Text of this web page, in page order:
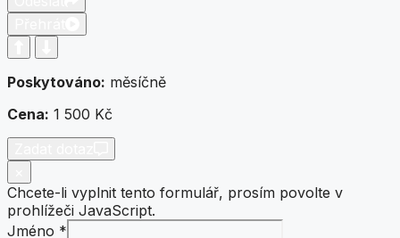
Poskytováno: měsíčně
Cena: 1 500 Kč
Chcete-li vyplnit tento formulář, prosím povolte v
prohlížeči JavaScript.
Jméno *